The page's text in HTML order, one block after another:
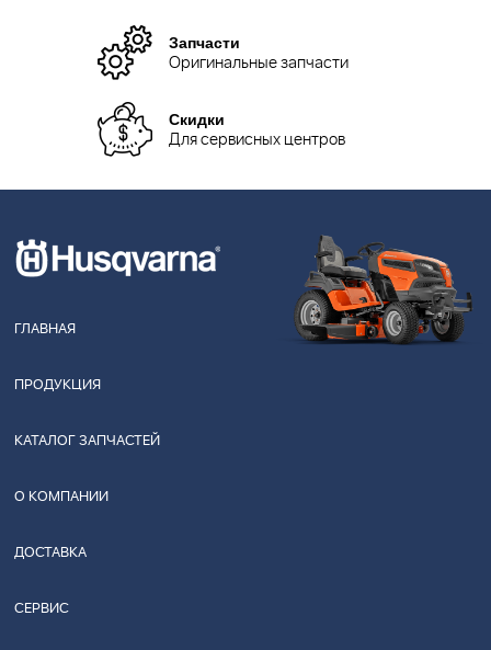
Запчасти
Оригинальные запчасти
Скидки
Для сервисных центров
ГЛАВНАЯ
ПРОДУКЦИЯ
КАТАЛОГ ЗАПЧАСТЕЙ
О КОМПАНИИ
ДОСТАВКА
СЕРВИС